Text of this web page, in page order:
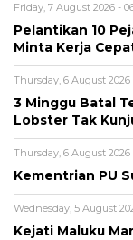
Friday, 7 August 2026 -
Pelantikan 10
Minta Kerja
Thursday, 6 August 2026
3 Minggu Batal
Lobster Tak
Thursday, 6 August 2026
Kementrian PU
Wednesday, 5 August
Kejati Maluku